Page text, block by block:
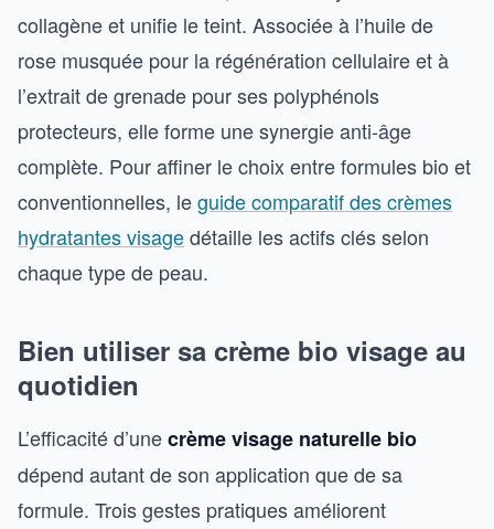
collagène et unifie le teint. Associée à l’huile de
rose musquée pour la régénération cellulaire et à
l’extrait de grenade pour ses polyphénols
protecteurs, elle forme une synergie anti-âge
complète. Pour affiner le choix entre formules bio et
conventionnelles, leguide comparatif des crèmes
hydratantes visagedétaille les actifs clés selon
chaque type de peau.
Bien utiliser sa crème bio visage au
quotidien
L’efficacité d’unecrème visage naturelle bio
dépend autant de son application que de sa
formule. Trois gestes pratiques améliorent